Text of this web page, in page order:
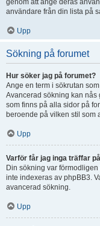
genom att ange deras
användare från din lista på
Upp
Sökning på forumet
Hur söker jag på forumet?
Ange en term i sökrutan
Avancerad sökning kan nås
som finns på alla sidor på
beroende på vilken stil som
Upp
Varför får jag inga träffar
Din sökning var
inte indexeras av phpBB3.
avancerad sökning.
Upp